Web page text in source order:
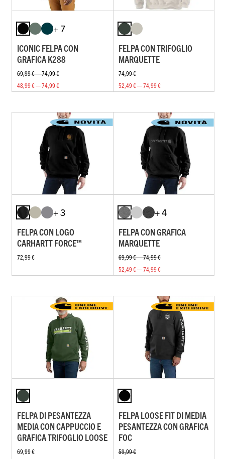
+ 7
ICONIC FELPA CON
GRAFICA K288
69,99 € — 74,99 €
48,99 € — 74,99 €
FELPA CON TRIFOGLIO
MARQUETTE
74,99 €
52,49 € — 74,99 €
+ 3
FELPA CON LOGO
CARHARTT FORCE™
72,99 €
+ 4
FELPA CON GRAFICA
MARQUETTE
69,99 € — 74,99 €
52,49 € — 74,99 €
FELPA DI PESANTEZZA
MEDIA CON CAPPUCCIO E
GRAFICA TRIFOGLIO LOOSE
69,99 €
FELPA LOOSE FIT DI MEDIA
PESANTEZZA CON GRAFICA
FOC
59,99 €